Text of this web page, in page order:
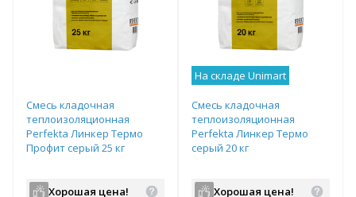
Смесь кладочная
теплоизоляционная
Perfekta Линкер Термо
Профит серый 25 кг
Хорошая цена!
На складе Unimart
Смесь кладочная
теплоизоляционная
Perfekta Линкер Термо
серый 20 кг
Хорошая цена!